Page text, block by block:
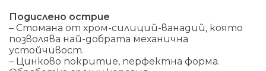
Подислено острие
– Стомана от хром-силиций-ванадий, която
позволява най-добрата механична
устойчивост.
– Цинково покритие, перфектна форма.